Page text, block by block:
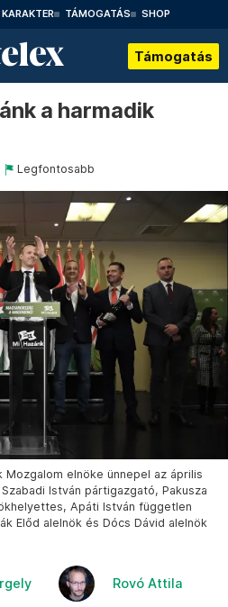
KARAKTER TÁMOGATÁS SHOP
Támogatás
a harmadik
Legfontosabb
Mozgalom elnöke ünnepel az április
István pártigazgató, Pakusza
Apáti István független
Előd alelnök és Dócs Dávid alelnök
Rovó Attila